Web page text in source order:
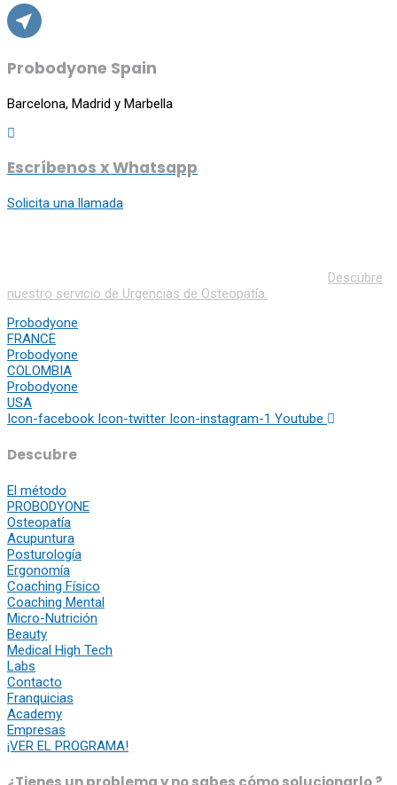
Probodyone Spain
Barcelona, Madrid y Marbella
Escríbenos x Whatsapp
Solicita una llamada
Descubre
nuestro servicio de Urgencias de Osteopatía.
Probodyone
FRANCE
Probodyone
COLOMBIA
Probodyone
USA
Icon-facebook Icon-twitter Icon-instagram-1 Youtube
Descubre
El método
PROBODYONE
Osteopatía
Acupuntura
Posturología
Ergonomía
Coaching Físico
Coaching Mental
Micro-Nutrición
Beauty
Medical High Tech
Labs
Contacto
Franquicias
Academy
Empresas
¡VER EL PROGRAMA!